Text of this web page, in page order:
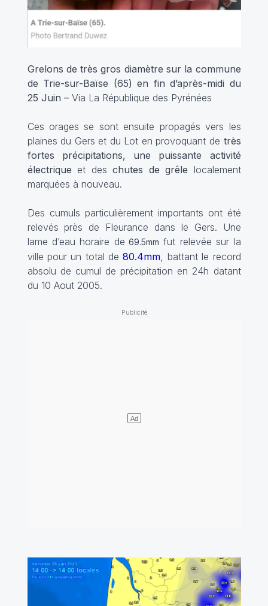
Grelons de très gros diamètre sur la commune
de Trie-sur-Baïse (65) en fin d’après-midi du
25 Juin – Via La République des Pyrénées
Ces orages se sont ensuite propagés vers les
plaines du Gers et du Lot en provoquant de très
fortes précipitations, une puissante activité
électrique et des chutes de grêle localement
marquées à nouveau.
Des cumuls particulièrement importants ont été
relevés près de Fleurance dans le Gers. Une
lame d’eau horaire de 69.5mm fut relevée sur la
ville pour un total de 80.4mm, battant le record
absolu de cumul de précipitation en 24h datant
du 10 Aout 2005.